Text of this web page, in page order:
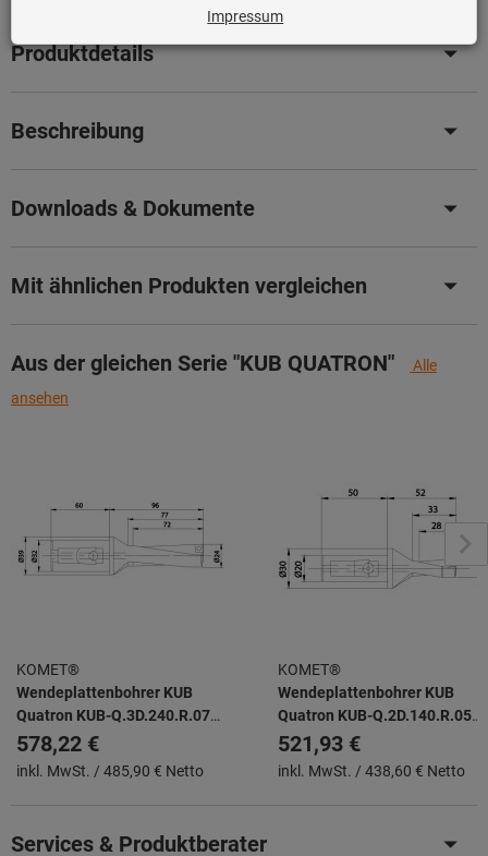
Produktdetails
Beschreibung
Downloads & Dokumente
Mit ähnlichen Produkten vergleichen
Aus der gleichen Serie "KUB QUATRON"
Alle
ansehen
KOMET®
Wendeplattenbohrer KUB
Quatron KUB-Q.3D.240.R.07-
K32
578,22 €
inkl. MwSt. / 485,90 € Netto
KOMET®
Wendeplattenbohrer KUB
Quatron KUB-Q.2D.140.R.05-
K20
521,93 €
inkl. MwSt. / 438,60 € Netto
Services & Produktberater